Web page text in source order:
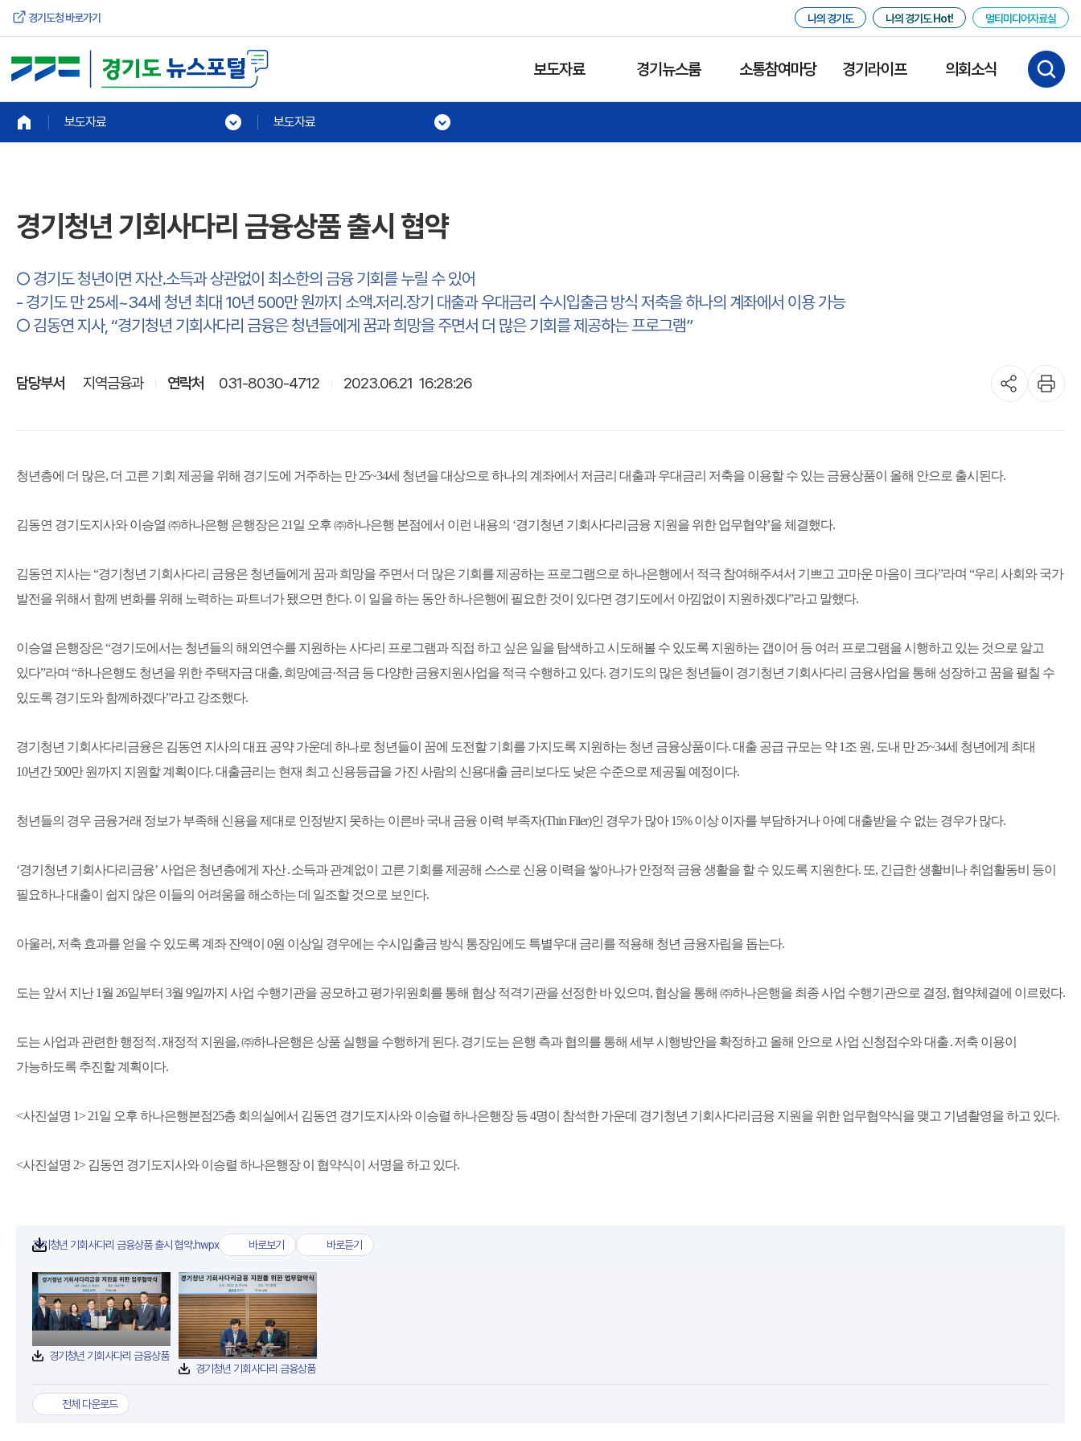
경기도청 바로가기 나의 경기도 나의 경기도 Hot! 멀티미디어자료실
보도자료 경기뉴스룸 소통참여마당 경기라이프 의회소식
보도자료 보도자료
경기청년 기회사다리 금융상품 출시 협약
○ 경기도 청년이면 자산․소득과 상관없이 최소한의 금융 기회를 누릴 수 있어
- 경기도 만 25세~34세 청년 최대 10년 500만 원까지 소액․저리․장기 대출과 우대금리 수시입출금 방식 저축을 하나의 계좌에서 이용 가능
○ 김동연 지사, “경기청년 기회사다리 금융은 청년들에게 꿈과 희망을 주면서 더 많은 기회를 제공하는 프로그램”
담당부서 지역금융과 연락처 031-8030-4712 2023.06.21 16:28:26
청년층에 더 많은, 더 고른 기회 제공을 위해 경기도에 거주하는 만 25~34세 청년을 대상으로 하나의 계좌에서 저금리 대출과 우대금리 저축을 이용할 수 있는 금융상품이 올해 안으로 출시된다.
김동연 경기도지사와 이승열 ㈜하나은행 은행장은 21일 오후 ㈜하나은행 본점에서 이런 내용의 ‘경기청년 기회사다리금융 지원을 위한 업무협약’을 체결했다.
김동연 지사는 “경기청년 기회사다리 금융은 청년들에게 꿈과 희망을 주면서 더 많은 기회를 제공하는 프로그램으로 하나은행에서 적극 참여해주셔서 기쁘고 고마운 마음이 크다”라며 “우리 사회와 국가
발전을 위해서 함께 변화를 위해 노력하는 파트너가 됐으면 한다. 이 일을 하는 동안 하나은행에 필요한 것이 있다면 경기도에서 아낌없이 지원하겠다”라고 말했다.
이승열 은행장은 “경기도에서는 청년들의 해외연수를 지원하는 사다리 프로그램과 직접 하고 싶은 일을 탐색하고 시도해볼 수 있도록 지원하는 갭이어 등 여러 프로그램을 시행하고 있는 것으로 알고
있다”라며 “하나은행도 청년을 위한 주택자금 대출, 희망예금·적금 등 다양한 금융지원사업을 적극 수행하고 있다. 경기도의 많은 청년들이 경기청년 기회사다리 금융사업을 통해 성장하고 꿈을 펼칠 수
있도록 경기도와 함께하겠다”라고 강조했다.
경기청년 기회사다리금융은 김동연 지사의 대표 공약 가운데 하나로 청년들이 꿈에 도전할 기회를 가지도록 지원하는 청년 금융상품이다. 대출 공급 규모는 약 1조 원, 도내 만 25~34세 청년에게 최대
10년간 500만 원까지 지원할 계획이다. 대출금리는 현재 최고 신용등급을 가진 사람의 신용대출 금리보다도 낮은 수준으로 제공될 예정이다.
청년들의 경우 금융거래 정보가 부족해 신용을 제대로 인정받지 못하는 이른바 국내 금융 이력 부족자(Thin Filer)인 경우가 많아 15% 이상 이자를 부담하거나 아예 대출받을 수 없는 경우가 많다.
‘경기청년 기회사다리금융’ 사업은 청년층에게 자산․소득과 관계없이 고른 기회를 제공해 스스로 신용 이력을 쌓아나가 안정적 금융 생활을 할 수 있도록 지원한다. 또, 긴급한 생활비나 취업활동비 등이
필요하나 대출이 쉽지 않은 이들의 어려움을 해소하는 데 일조할 것으로 보인다.
아울러, 저축 효과를 얻을 수 있도록 계좌 잔액이 0원 이상일 경우에는 수시입출금 방식 통장임에도 특별우대 금리를 적용해 청년 금융자립을 돕는다.
도는 앞서 지난 1월 26일부터 3월 9일까지 사업 수행기관을 공모하고 평가위원회를 통해 협상 적격기관을 선정한 바 있으며, 협상을 통해 ㈜하나은행을 최종 사업 수행기관으로 결정, 협약체결에 이르렀다.
도는 사업과 관련한 행정적․재정적 지원을, ㈜하나은행은 상품 실행을 수행하게 된다. 경기도는 은행 측과 협의를 통해 세부 시행방안을 확정하고 올해 안으로 사업 신청접수와 대출․저축 이용이
가능하도록 추진할 계획이다.
<사진설명 1> 21일 오후 하나은행본점25층 회의실에서 김동연 경기도지사와 이승렬 하나은행장 등 4명이 참석한 가운데 경기청년 기회사다리금융 지원을 위한 업무협약식을 맺고 기념촬영을 하고 있다.
<사진설명 2> 김동연 경기도지사와 이승렬 하나은행장 이 협약식이 서명을 하고 있다.
첨부파일
경기청년 기회사다리 금융상품 출시 협약.hwpx 바로보기
경기청년 기회사다리 금융상품 출시 협약.hwpx
바로듣기
경기청년 기회사다리 금융상품 출시 협약.hwpx
경기청년 기회사다리 금융상품 출시 협약(1).jpg
전체 다운로드